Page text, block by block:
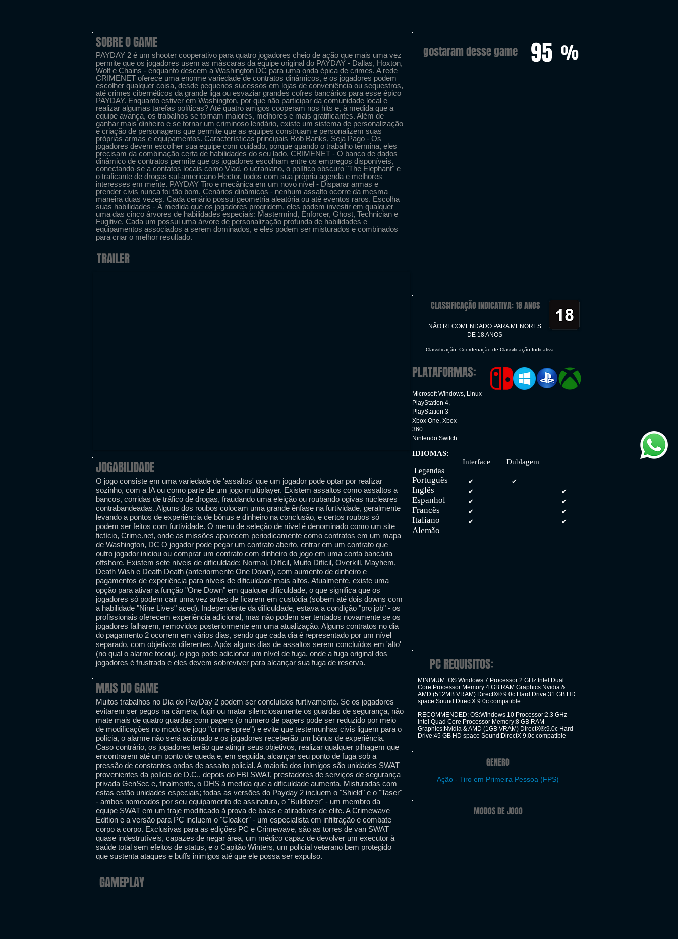
SOBRE O GAME
PAYDAY 2 é um shooter cooperativo para quatro jogadores cheio de ação que mais uma vez
permite que os jogadores usem as máscaras da equipe original do PAYDAY - Dallas, Hoxton,
Wolf e Chains - enquanto descem a Washington DC para uma onda épica de crimes. A rede
CRIMENET oferece uma enorme variedade de contratos dinâmicos, e os jogadores podem
escolher qualquer coisa, desde pequenos sucessos em lojas de conveniência ou sequestros,
até crimes cibernéticos da grande liga ou esvaziar grandes cofres bancários para esse épico
PAYDAY. Enquanto estiver em Washington, por que não participar da comunidade local e
realizar algumas tarefas políticas? Até quatro amigos cooperam nos hits e, à medida que a
equipe avança, os trabalhos se tornam maiores, melhores e mais gratificantes. Além de
ganhar mais dinheiro e se tornar um criminoso lendário, existe um sistema de personalização
e criação de personagens que permite que as equipes construam e personalizem suas
próprias armas e equipamentos. Características principais Rob Banks, Seja Pago - Os
jogadores devem escolher sua equipe com cuidado, porque quando o trabalho termina, eles
precisam da combinação certa de habilidades do seu lado. CRIMENET - O banco de dados
dinâmico de contratos permite que os jogadores escolham entre os empregos disponíveis,
conectando-se a contatos locais como Vlad, o ucraniano, o político obscuro "The Elephant" e
o traficante de drogas sul-americano Hector, todos com sua própria agenda e melhores
interesses em mente. PAYDAY Tiro e mecânica em um novo nível - Disparar armas e
prender civis nunca foi tão bom. Cenários dinâmicos - nenhum assalto ocorre da mesma
maneira duas vezes. Cada cenário possui geometria aleatória ou até eventos raros. Escolha
suas habilidades - À medida que os jogadores progridem, eles podem investir em qualquer
uma das cinco árvores de habilidades especiais: Mastermind, Enforcer, Ghost, Technician e
Fugitive. Cada um possui uma árvore de personalização profunda de habilidades e
equipamentos associados a serem dominados, e eles podem ser misturados e combinados
para criar o melhor resultado.
TRAILER
JOGABILIDADE
O jogo consiste em uma variedade de 'assaltos' que um jogador pode optar por realizar
sozinho, com a IA ou como parte de um jogo multiplayer. Existem assaltos como assaltos a
bancos, corridas de tráfico de drogas, fraudando uma eleição ou roubando ogivas nucleares
contrabandeadas. Alguns dos roubos colocam uma grande ênfase na furtividade, geralmente
levando a pontos de experiência de bônus e dinheiro na conclusão, e certos roubos só
podem ser feitos com furtividade. O menu de seleção de nível é denominado como um site
fictício, Crime.net, onde as missões aparecem periodicamente como contratos em um mapa
de Washington, DC O jogador pode pegar um contrato aberto, entrar em um contrato que
outro jogador iniciou ou comprar um contrato com dinheiro do jogo em uma conta bancária
offshore. Existem sete níveis de dificuldade: Normal, Difícil, Muito Difícil, Overkill, Mayhem,
Death Wish e Death Death (anteriormente One Down), com aumento de dinheiro e
pagamentos de experiência para níveis de dificuldade mais altos. Atualmente, existe uma
opção para ativar a função "One Down" em qualquer dificuldade, o que significa que os
jogadores só podem cair uma vez antes de ficarem em custódia (sobem até dois downs com
a habilidade "Nine Lives" aced). Independente da dificuldade, estava a condição "pro job" - os
profissionais oferecem experiência adicional, mas não podem ser tentados novamente se os
jogadores falharem, removidos posteriormente em uma atualização. Alguns contratos no dia
do pagamento 2 ocorrem em vários dias, sendo que cada dia é representado por um nível
separado, com objetivos diferentes. Após alguns dias de assaltos serem concluídos em 'alto'
(no qual o alarme tocou), o jogo pode adicionar um nível de fuga, onde a fuga original dos
jogadores é frustrada e eles devem sobreviver para alcançar sua fuga de reserva.
MAIS DO GAME
Muitos trabalhos no Dia do PayDay 2 podem ser concluídos furtivamente. Se os jogadores
evitarem ser pegos na câmera, fugir ou matar silenciosamente os guardas de segurança, não
mate mais de quatro guardas com pagers (o número de pagers pode ser reduzido por meio
de modificações no modo de jogo "crime spree") e evite que testemunhas civis liguem para o
polícia, o alarme não será acionado e os jogadores receberão um bônus de experiência.
Caso contrário, os jogadores terão que atingir seus objetivos, realizar qualquer pilhagem que
encontrarem até um ponto de queda e, em seguida, alcançar seu ponto de fuga sob a
pressão de constantes ondas de assalto policial. A maioria dos inimigos são unidades SWAT
provenientes da polícia de D.C., depois do FBI SWAT, prestadores de serviços de segurança
privada GenSec e, finalmente, o DHS à medida que a dificuldade aumenta. Misturadas com
estas estão unidades especiais; todas as versões do Payday 2 incluem o "Shield" e o "Taser"
- ambos nomeados por seu equipamento de assinatura, o "Bulldozer" - um membro da
equipe SWAT em um traje modificado à prova de balas e atiradores de elite. A Crimewave
Edition e a versão para PC incluem o "Cloaker" - um especialista em infiltração e combate
corpo a corpo. Exclusivas para as edições PC e Crimewave, são as torres de van SWAT
quase indestrutíveis, capazes de negar área, um médico capaz de devolver um executor à
saúde total sem efeitos de status, e o Capitão Winters, um policial veterano bem protegido
que sustenta ataques e buffs inimigos até que ele possa ser expulso.
GAMEPLAY
gostaram desse game 95 %
CLASSIFICAÇÃO INDICATIVA: 18 ANOS
NÃO RECOMENDADO PARA MENORES
DE 18 ANOS
Classificação: Coordenação de Classificação Indicativa
PLATAFORMAS:
Microsoft Windows, Linux
PlayStation 4,
PlayStation 3
Xbox One, Xbox
360
Nintendo Switch
IDIOMAS:
Interface Dublagem
Legendas
Português
Inglês
Espanhol
Francês
Italiano
Alemão
✔
✔
✔
✔
✔
✔
✔
✔
✔
✔
PC REQUISITOS:
MINIMUM: OS:Windows 7 Processor:2 GHz Intel Dual
Core Processor Memory:4 GB RAM Graphics:Nvidia &
AMD (512MB VRAM) DirectX®:9.0c Hard Drive:31 GB HD
space Sound:DirectX 9.0c compatible
RECOMMENDED: OS:Windows 10 Processor:2.3 GHz
Intel Quad Core Processor Memory:8 GB RAM
Graphics:Nvidia & AMD (1GB VRAM) DirectX®:9.0c Hard
Drive:45 GB HD space Sound:DirectX 9.0c compatible
GENERO
Ação - Tiro em Primeira Pessoa (FPS)
MODOS DE JOGO